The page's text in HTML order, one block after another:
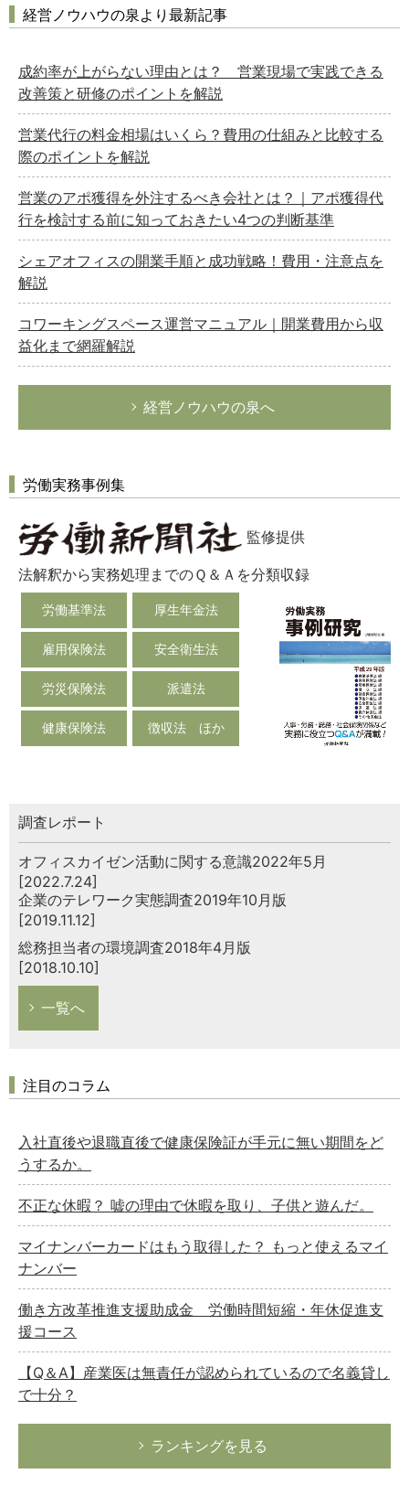
経営ノウハウの泉より最新記事
成約率が上がらない理由とは？ 営業現場で実践できる
改善策と研修のポイントを解説
営業代行の料金相場はいくら？費用の仕組みと比較する
際のポイントを解説
営業のアポ獲得を外注するべき会社とは？｜アポ獲得代
行を検討する前に知っておきたい4つの判断基準
シェアオフィスの開業手順と成功戦略！費用・注意点を
解説
コワーキングスペース運営マニュアル｜開業費用から収
益化まで網羅解説
経営ノウハウの泉へ
労働実務事例集
監修提供
法解釈から実務処理までのＱ＆Ａを分類収録
労働基準法 厚生年金法
雇用保険法 安全衛生法
労災保険法 派遣法
健康保険法 徴収法 ほか
調査レポート
オフィスカイゼン活動に関する意識2022年5月
[2022.7.24]
企業のテレワーク実態調査2019年10月版
[2019.11.12]
総務担当者の環境調査2018年4月版
[2018.10.10]
一覧へ
注目のコラム
入社直後や退職直後で健康保険証が手元に無い期間をど
うするか。
不正な休暇？ 嘘の理由で休暇を取り、子供と遊んだ。
マイナンバーカードはもう取得した？ もっと使えるマイ
ナンバー
働き方改革推進支援助成金 労働時間短縮・年休促進支
援コース
【Q＆A】産業医は無責任が認められているので名義貸し
で十分？
ランキングを見る